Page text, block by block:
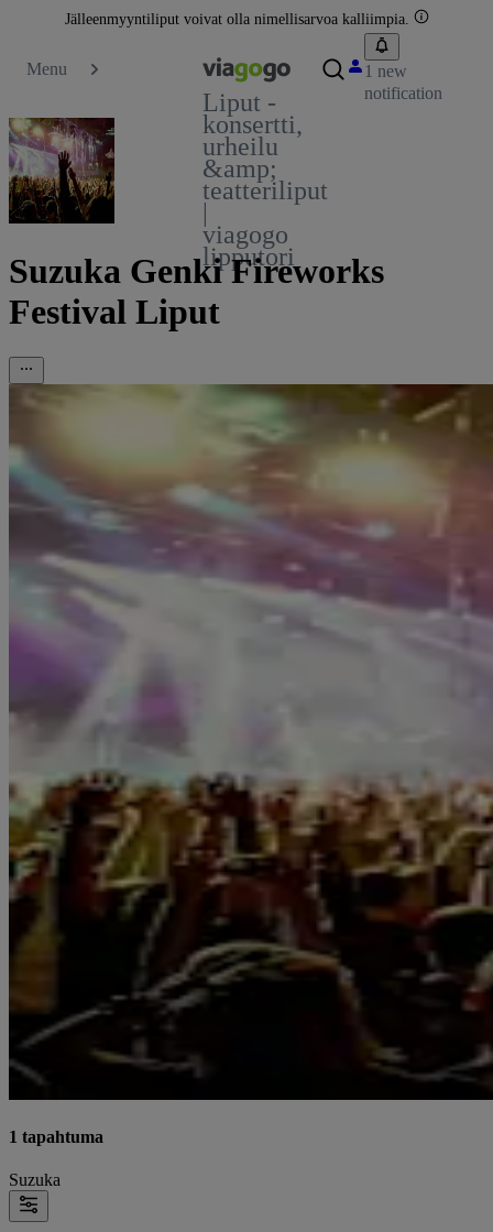
Jälleenmyyntiliput voivat olla nimellisarvoa kalliimpia.
Menu
Liput -
konsertti,
urheilu
&amp;
teatteriliput
|
viagogo
lipputori
1 new
notification
Suzuka Genki Fireworks
Festival Liput
1 tapahtuma
Suzuka